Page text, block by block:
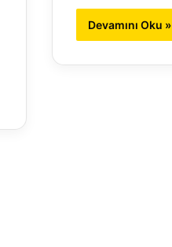
Devamını Oku »